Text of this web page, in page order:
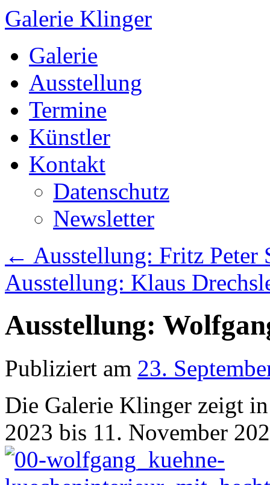
Galerie Klinger
Springe
zum
Galerie
Ausstellung
Termine
Künstler
Kontakt
Datenschutz
Newsletter
← Ausstellung: Fritz Peter
Ausstellung: Klaus
Ausstellung:
Publiziert am 23.
Die Galerie Klinger zeigt
2023 bis 11. November